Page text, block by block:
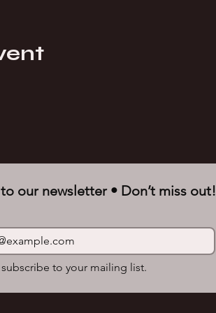
our newsletter • Don’t miss out!
to your mailing list.